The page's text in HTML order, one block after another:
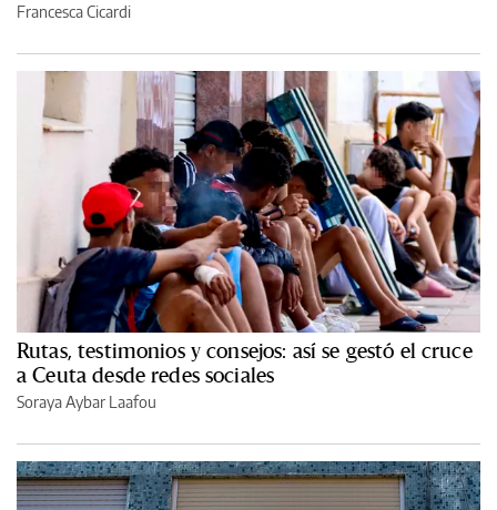
Francesca Cicardi
Rutas, testimonios y consejos: así se gestó el cruce
a Ceuta desde redes sociales
Soraya Aybar Laafou